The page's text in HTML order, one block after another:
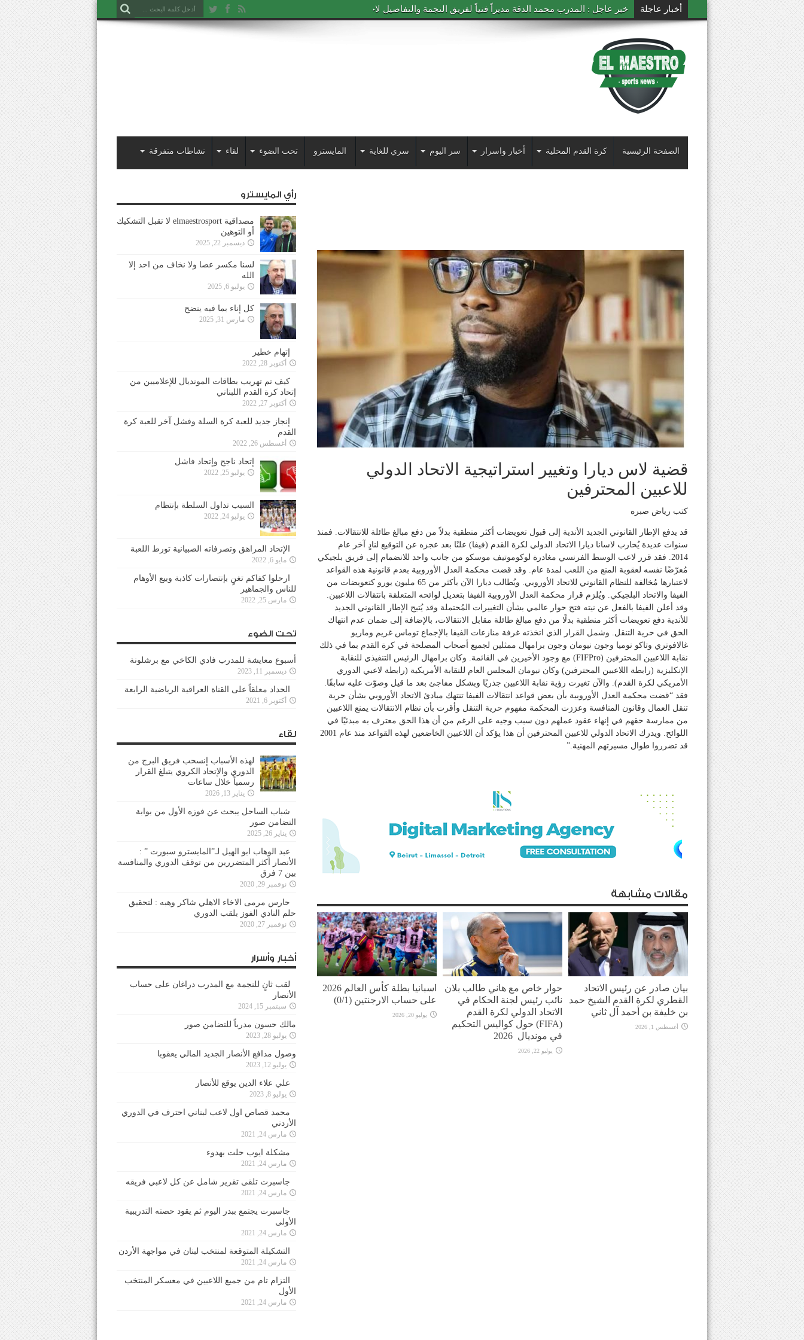
أخبار عاجلة خبر عاجل : المدرب محمد الدقة مديراً فنياً لفريق النجمة والتفاصيل لاحقاً
الصفحة الرئيسية كرة القدم المحلية أخبار واسرار سر اليوم سري للغاية المايسترو تحت الضوء لقاء نشاطات متفرقة
قضية لاس ديارا وتغيير استراتيجية الاتحاد الدولي
للاعبين المحترفين
كتب رياض صبره
قد يدفع الإطار القانوني الجديد الأندية إلى قبول تعويضات أكثر منطقية بدلاً من دفع مبالغ طائلة للانتقالات. فمنذ
سنوات عديدة يُحارب لاسانا ديارا الاتحاد الدولي لكرة القدم (فيفا) علنًا بعد عجزه عن التوقيع لنادٍ آخر عام
2014. فقد قرر لاعب الوسط الفرنسي مغادرة لوكوموتيف موسكو من جانب واحد للانضمام إلى فريق بلجيكي
مُعرّضًا نفسه لعقوبة المنع من اللعب لمدة عام. وقد قضت محكمة العدل الأوروبية بعدم قانونية هذه القواعد
لاعتبارها مُخالفة للنظام القانوني للاتحاد الأوروبي. ويُطالب ديارا الآن بأكثر من 65 مليون يورو كتعويضات من
الفيفا والاتحاد البلجيكي. ويُلزم قرار محكمة العدل الأوروبية الفيفا بتعديل لوائحه المتعلقة بانتقالات اللاعبين.
وقد أعلن الفيفا بالفعل عن نيته فتح حوار عالمي بشأن التغييرات المُحتملة وقد يُتيح الإطار القانوني الجديد
للأندية دفع تعويضات أكثر منطقية بدلًا من دفع مبالغ طائلة مقابل الانتقالات، بالإضافة إلى ضمان عدم انتهاك
الحق في حرية التنقل. وشمل القرار الذي اتخذته غرفة منازعات الفيفا بالإجماع توماس غريم وماريو
غالافوتري وتاكو نوميا وجون نيومان وجون برامهال ممثلين لجميع أصحاب المصلحة في كرة القدم بما في ذلك
نقابة اللاعبين المحترفين (FIFPro) مع وجود الأخيرين في القائمة. وكان برامهال الرئيس التنفيذي للنقابة
الإنكليزية (رابطة اللاعبين المحترفين) وكان نيومان المجلس العام للنقابة الأمريكية (رابطة لاعبي الدوري
الأمريكي لكرة القدم). والآن تغيرت رؤية نقابة اللاعبين جذريًا وبشكل مفاجئ بعد ما قيل وصوّت عليه سابقًا.
فقد “قضت محكمة العدل الأوروبية بأن بعض قواعد انتقالات الفيفا تنتهك مبادئ الاتحاد الأوروبي بشأن حرية
تنقل العمال وقانون المنافسة وعززت المحكمة مفهوم حرية التنقل وأقرت بأن نظام الانتقالات يمنع اللاعبين
من ممارسة حقهم في إنهاء عقود عملهم دون سبب وجيه على الرغم من أن هذا الحق معترف به مبدئيًا في
اللوائح. ويدرك الاتحاد الدولي للاعبين المحترفين أن هذا يؤكد أن اللاعبين الخاضعين لهذه القواعد منذ عام 2001
قد تضرروا طوال مسيرتهم المهنية.”
مقالات مشابهة
بيان صادر عن رئيس الاتحاد
القطري لكرة القدم الشيخ حمد
بن خليفة بن أحمد آل ثاني
أغسطس 1, 2026
حوار خاص مع هاني طالب بلان
نائب رئيس لجنة الحكام في
الاتحاد الدولي لكرة القدم
(FIFA) حول كواليس التحكيم
في مونديال 2026
يوليو 22, 2026
اسبانيا بطلة كأس العالم 2026
على حساب الارجنتين (0/1)
يوليو 20, 2026
رأي المايسترو
مصداقية elmaestrosport لا تقبل التشكيك
أو التوهين
ديسمبر 22, 2025
لسنا مكسر عصا ولا نخاف من احد إلا
الله
يوليو 6, 2025
كل إناء بما فيه ينضح
مارس 31, 2025
إتهام خطير
أكتوبر 28, 2022
كيف تم تهريب بطاقات المونديال للإعلاميين من
إتحاد كرة القدم اللبناني
أكتوبر 27, 2022
إنجاز جديد للعبة كرة السلة وفشل آخر للعبة كرة
القدم
أغسطس 26, 2022
إتحاد ناجح وإتحاد فاشل
يوليو 25, 2022
السبب تداول السلطة بإنتظام
يوليو 24, 2022
الإتحاد المراهق وتصرفاته الصبيانية تورط اللعبة
مايو 6, 2022
ارحلوا كفاكم تغنٍ بإنتصارات كاذبة وبيع الأوهام
للناس والجماهير
مارس 25, 2022
تحت الضوء
أسبوع معايشة للمدرب فادي الكاخي مع برشلونة
ديسمبر 11, 2023
الحداد معلقاً على القناة العراقية الرياضية الرابعة
أكتوبر 6, 2021
لقاء
لهذه الأسباب إنسحب فريق البرج من
الدوري والإتحاد الكروي يتبلغ القرار
رسمياً خلال ساعات
يناير 13, 2026
شباب الساحل يبحث عن فوزه الأول من بوابة
التضامن صور
يناير 26, 2025
عبد الوهاب ابو الهيل لـ”المايسترو سبورت ” :
الأنصار أكثر المتضررين من توقف الدوري والمنافسة
بين 7 فرق
نوفمبر 29, 2020
حارس مرمى الاخاء الاهلي شاكر وهبه : لتحقيق
حلم النادي الفوز بلقب الدوري
نوفمبر 27, 2020
أخبار وأسرار
لقب ثانٍ للنجمة مع المدرب دراغان على حساب
الأنصار
سبتمبر 15, 2024
مالك حسون مدرباً للتضامن صور
يوليو 28, 2023
وصول مدافع الأنصار الجديد المالي يعقوبا
يوليو 12, 2023
علي علاء الدين يوقع للأنصار
يوليو 8, 2023
محمد قصاص اول لاعب لبناني احترف في الدوري
الأردني
مارس 24, 2021
مشكلة ايوب حلت بهدوء
مارس 24, 2021
جاسبرت تلقى تقرير شامل عن كل لاعبي فريقه
مارس 24, 2021
جاسبرت يجتمع ببدر اليوم ثم يقود حصته التدريبية
الأولى
مارس 24, 2021
التشكيلة المتوقعة لمنتخب لبنان في مواجهة الأردن
مارس 24, 2021
التزام تام من جميع اللاعبين في معسكر المنتخب
الأول
مارس 24, 2021